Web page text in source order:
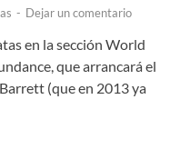
- Dejar un comentario
en la sección World
que arrancará el
(que en 2013 ya